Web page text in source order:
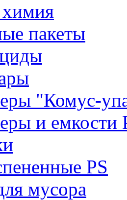
пакеты
"Комус-
и емкости
PS
мусора